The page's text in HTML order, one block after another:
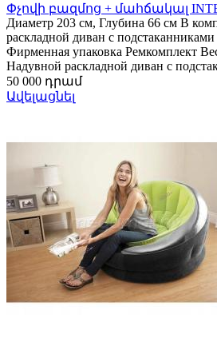
Փչովի բազմոց + մահճակալ
Диаметр 203 см, Глубина 66 см В
раскладной диван с
Фирменная упаковка Ремкомплект
Надувной раскладной диван с
50 000 դրամ
Ավելացնել